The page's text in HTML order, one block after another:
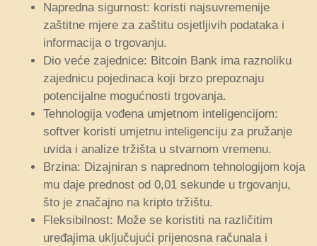
Napredna sigurnost: koristi najsuvremenije
zaštitne mjere za zaštitu osjetljivih podataka i
informacija o trgovanju.
Dio veće zajednice: Bitcoin Bank ima raznoliku
zajednicu pojedinaca koji brzo prepoznaju
potencijalne mogućnosti trgovanja.
Tehnologija vođena umjetnom inteligencijom:
softver koristi umjetnu inteligenciju za pružanje
uvida i analize tržišta u stvarnom vremenu.
Brzina: Dizajniran s naprednom tehnologijom koja
mu daje prednost od 0,01 sekunde u trgovanju,
što je značajno na kripto tržištu.
Fleksibilnost: Može se koristiti na različitim
uređajima uključujući prijenosna računala i